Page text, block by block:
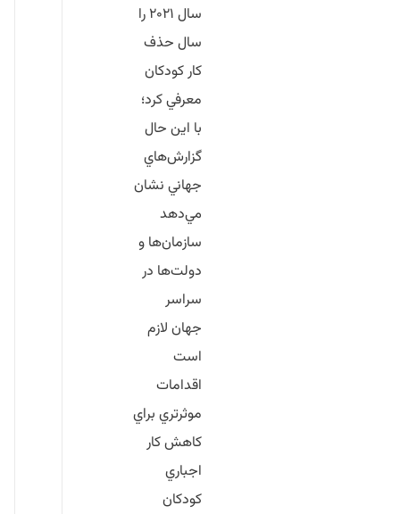
سال ۲۰۲۱ را
سال حذف
كار كودكان
معرفي كرد؛
با اين حال
گزارش‌هاي
جهاني نشان
مي‌دهد
سازمان‌ها و
دولت‌ها در
سراسر
جهان لازم
است
اقدامات
موثرتري براي
كاهش كار
اجباري
كودكان